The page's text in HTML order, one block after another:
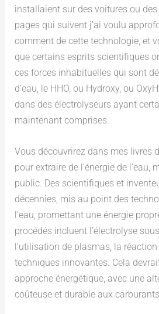
installaient sur des voitures ou
pages qui suivent j’ai voulu
comment de cette technologie, et
que certains esprits scientifiques
ces forces inhabituelles qui sont
d’eau, le HHO, ou Hydroxy, ou
dans des électrolyseurs ayant
maintenant comprises.
Vous découvrirez dans mes livres
pour extraire de l’énergie de l’eau,
public. Des scientifiques et
décennies, mis au point des
l’eau, promettant une énergie
procédés incluent l’électrolyse
l’utilisation de plasmas, la
techniques innovantes. Cela
approche énergétique, avec une
coûteuse et durable aux